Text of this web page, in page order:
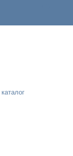
каталог